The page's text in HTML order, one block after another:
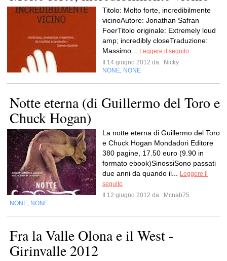
Titolo: Molto forte, incredibilmente
vicinoAutore: Jonathan Safran
FoerTitolo originale: Extremely loud
amp; incredibly closeTraduzione:
Massimo...
Leggere il seguito
Il 14 giugno 2012 da
Nicky
NONE NONE
Notte eterna (di Guillermo del Toro e
Chuck Hogan)
La notte eterna di Guillermo del Toro
e Chuck Hogan Mondadori Editore
380 pagine, 17.50 euro (9.90 in
formato ebook)SinossiSono passati
due anni da quando il...
Leggere il
seguito
Il 12 giugno 2012 da
Mcnab75
NONE NONE
Fra la Valle Olona e il West -
Girinvalle 2012